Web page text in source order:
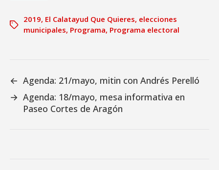
2019, El Calatayud Que Quieres, elecciones
municipales, Programa, Programa electoral
← Agenda: 21/mayo, mitin con Andrés Perelló
→ Agenda: 18/mayo, mesa informativa en
Paseo Cortes de Aragón